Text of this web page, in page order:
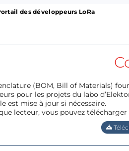
des développeurs LoRa
(BOM, Bill of Materials)
pour les projets du labo
est mise à jour si nécessaire.
lecteur, vous pouvez